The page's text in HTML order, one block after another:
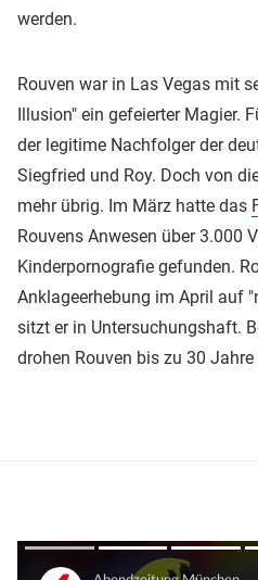
werden.
Rouven war in Las Vegas mit
Illusion" ein gefeierter Magier.
der legitime Nachfolger der
Siegfried und Roy. Doch von
mehr übrig. Im März hatte das
Rouvens Anwesen über 3.000
Kinderpornografie gefunden.
Anklageerhebung im April auf
sitzt er in Untersuchungshaft.
drohen Rouven bis zu 30